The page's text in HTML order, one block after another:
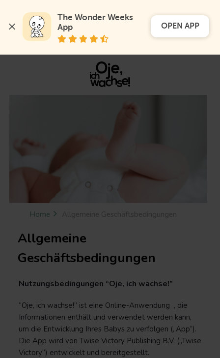
The Wonder Weeks
App
OPEN APP
Home
Allgemeine
Geschäftsbedingungen
Nutzungsbedingungen “Oje, ich wachse!”
“Oje, ich wachse!” ist eine Online-Anwendung , die
Informationen enthält und verwendet werden kann,
um die Entwicklung Ihres Babys zu verfolgen („App“).
Die App wird von Twise Victory Publishing B.V. („Twise
Victory“) entwickelt und bereitgestellt.